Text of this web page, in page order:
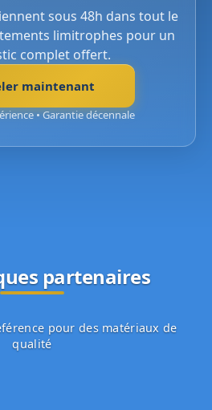
sous 48h dans tout le
limitrophes pour un
complet offert.
maintenant
• Garantie décennale
partenaires
pour des matériaux de
qualité